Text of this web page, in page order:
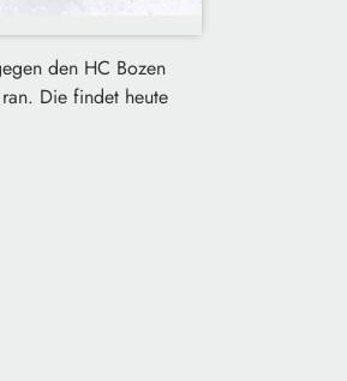
den HC Bozen
Die findet heute